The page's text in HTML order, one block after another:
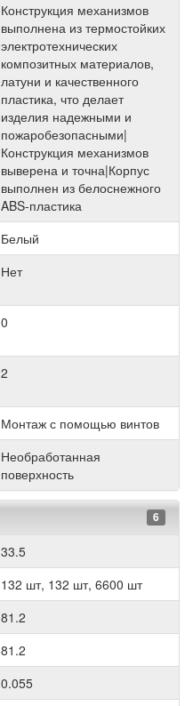
Конструкция механизмов
выполнена из термостойких
электротехнических
композитных материалов,
латуни и качественного
пластика, что делает
изделия надежными и
пожаробезопасными|
Конструкция механизмов
выверена и точна|Корпус
выполнен из белоснежного
ABS-пластика
Белый
Нет
0
2
Монтаж с помощью винтов
Необработанная
поверхность
6
33.5
132 шт, 132 шт, 6600 шт
81.2
81.2
0.055